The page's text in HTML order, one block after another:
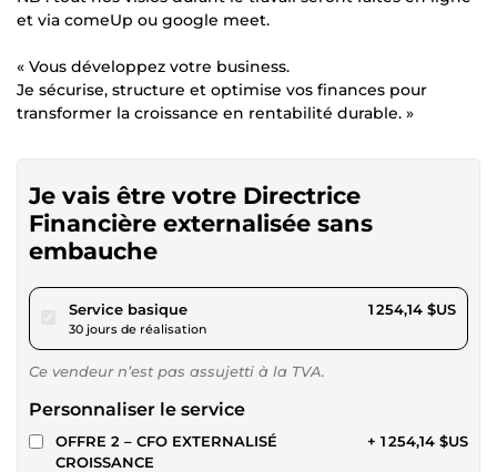
et via comeUp ou google meet.
« Vous développez votre business.
Je sécurise, structure et optimise vos finances pour
transformer la croissance en rentabilité durable. »
Je vais être votre Directrice
Financière externalisée sans
embauche
Service basiquepour 1 155,89 $US
30 jours de réalisation
1 254,14 $US
Ce vendeur n’est pas assujetti à la TVA.
Personnaliser le service
OFFRE 2 – CFO EXTERNALISÉ
CROISSANCE
+ 1 254,14 $US